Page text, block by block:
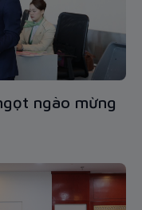
ngào mừng